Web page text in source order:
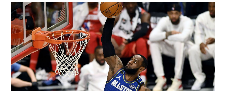
蘭特（Kevin Durant）擠進前五名，麥可·喬丹（Michael
Jordan）第二名，榜首的場均分數多達36.3分！